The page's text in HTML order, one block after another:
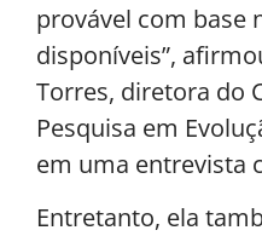
provável com base
disponíveis”,
Torres, diretora do
Pesquisa em
em uma entrevista
Entretanto, ela